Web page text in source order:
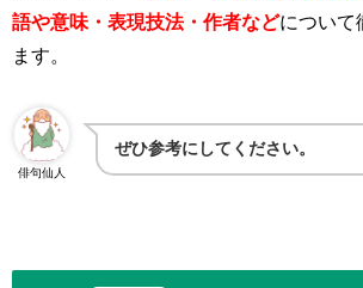
語や意味・表現技法・作者などについて
ます。
俳句仙人
ぜひ参考にしてください。